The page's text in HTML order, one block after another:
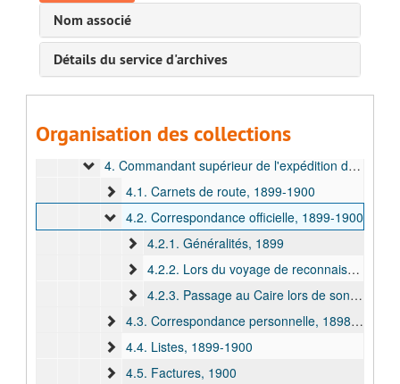
Nom associé
Détails du service d'archives
Organisation des collections
I. Premier terme au Congo (1892 oct. - 1896 mars) et Congé en Belgique (1896 mars - 1896 déc.), 1892-1897
II. Deuxième terme au Congo (1896 déc. - 1900 juin), 1897-1900
3. Commandant supérieur du district de l'Uele (1898 juin - 1898 déc.), 1898
4. Commandant supérieur de l'expédition du Nil (1898 déc. - 1900 mai), 1898-1900
4.1. Carnets de route, 1899-1900
4.2. Correspondance officielle, 1899-1900
4.2.1. Généralités, 1899
4.2.2. Lors du voyage de reconnaissance sur le Nil blanc (sept. 1899 - janv. 1900), 1899-1900
4.2.3. Passage au Caire lors de son retour en Europe (1900 juin), 1900
4.3. Correspondance personnelle, 1898-1900
4.4. Listes, 1899-1900
4.5. Factures, 1900